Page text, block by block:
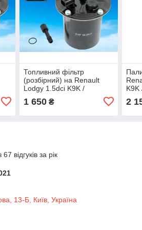
Топливний фільтр
(розбірний) на Renault
Lodgy 1.5dci K9K /
1 650₴
K9K
2
відгуків за рік
13-Б, Київ, Україна